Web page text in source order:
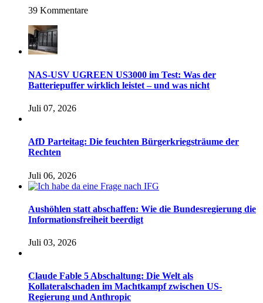
39 Kommentare
NAS-USV UGREEN US3000 im Test: Was der
Batteriepuffer wirklich leistet – und was nicht
Juli 07, 2026
AfD Parteitag: Die feuchten Bürgerkriegsträume der
Rechten
Juli 06, 2026
Aushöhlen statt abschaffen: Wie die Bundesregierung die
Informationsfreiheit beerdigt
Juli 03, 2026
Claude Fable 5 Abschaltung: Die Welt als
Kollateralschaden im Machtkampf zwischen US-
Regierung und Anthropic